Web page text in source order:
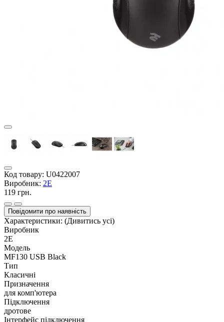
Код товару: U0422007
Виробник: 2E
119 грн.
Повідомити про наявність
Характеристики: (Дивитись усі)
Виробник
2E
Модель
MF130 USB Black
Тип
Класичні
Призначення
для комп'ютера
Підключення
дротове
Інтерфейс підключення